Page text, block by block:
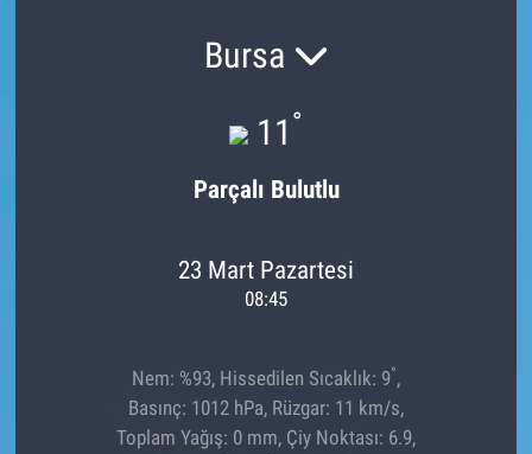
Bursa
11 °
Parçalı Bulutlu
23 Mart Pazartesi
08:45
Nem: %93, Hissedilen Sıcaklık: 9°,
Basınç: 1012 hPa, Rüzgar: 11 km/s,
Toplam Yağış: 0 mm, Çiy Noktası: 6.9,